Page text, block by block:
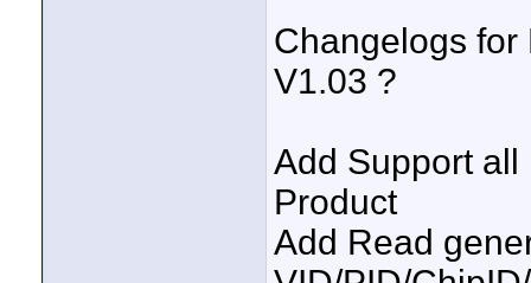
Changelogs for
V1.03 ?
Add Support
Product
Add Read